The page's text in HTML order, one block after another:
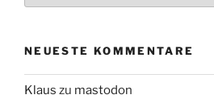
NEUESTE KOMMENTARE
Klaus zu mastodon